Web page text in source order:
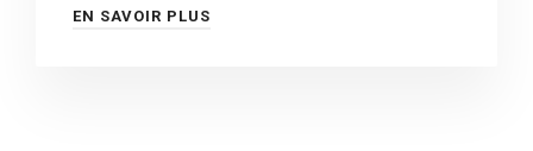
EN SAVOIR PLUS